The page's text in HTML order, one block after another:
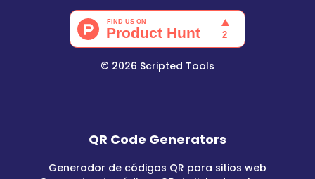
© 2026 Scripted Tools
QR Code Generators
Generador de códigos QR para sitios web